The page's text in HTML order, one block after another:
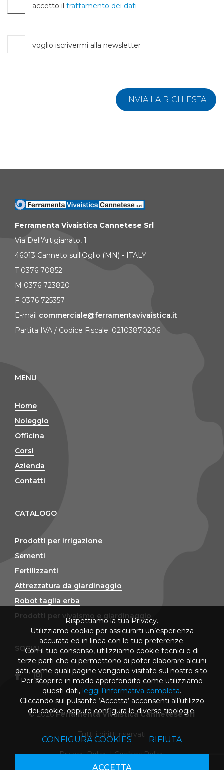
accetto il trattamento dei dati
voglio iscrivermi alla newsletter
INVIA LA RICHIESTA
Ferramenta Vivaistica Cannetese Srl
Via Dell'Artigianato, 1
46013 Canneto sull'Oglio (MN) - ITALY
T 0376 70852
M 0376 723820
F 0376 725357
E-mail commerciale@ferramentavivaistica.it
Partita IVA / Codice Fiscale: 02103870206
MENU
Home
Noleggio
Officina
Corsi
Azienda
Contatti
CATALOGO
Prodotti per irrigazione
Sementi
Fertilizzanti
Attrezzatura da giardinaggio
Robot taglia erba
Prodotti per vivaismo e giardinaggio
SOCIAL
© 2026Ferramenta Vivaistica Cannetese Srl
Tutti i diritti riservati
Privacy Policy|Cookies Policy
Rispettiamo la tua Privacy.
Utilizziamo cookie per assicurarti un’esperienza
accurata ed in linea con le tue preferenze.
Con il tuo consenso, utilizziamo cookie tecnici e di
terze parti che ci permettono di poter elaborare alcuni
dati, come quali pagine vengono visitate sul nostro sito.
Per scoprire in modo approfondito come utilizziamo
questi dati, leggi l’informativa completa.
Cliccando sul pulsante ‘Accetta’ acconsenti all’utilizzo
dei cookie, oppure configura le diverse tipologie.
CONFIGURA COOKIES RIFIUTA
ACCETTA